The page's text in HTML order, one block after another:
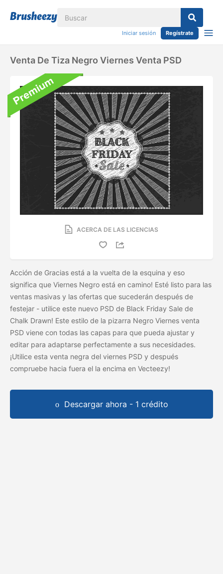
Iniciar sesión Regístrate
Venta De Tiza Negro Viernes Venta PSD
ACERCA DE LAS LICENCIAS
Acción de Gracias está a la vuelta de la esquina y eso
significa que Viernes Negro está en camino! Esté listo para las
ventas masivas y las ofertas que sucederán después de
festejar - utilice este nuevo PSD de Black Friday Sale de
Chalk Drawn! Este estilo de la pizarra Negro Viernes venta
PSD viene con todas las capas para que pueda ajustar y
editar para adaptarse perfectamente a sus necesidades.
¡Utilice esta venta negra del viernes PSD y después
compruebe hacia fuera el la encima en Vecteezy!
Descargar ahora - 1 crédito